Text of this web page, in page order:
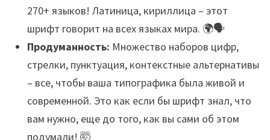
270+ языков! Латиница, кириллица – этот
шрифт говорит на всех языках мира. 🌍🗣️
Продуманность: Множество наборов цифр,
стрелки, пунктуация, контекстные альтернативы
– все, чтобы ваша типографика была живой и
современной. Это как если бы шрифт знал, что
вам нужно, еще до того, как вы сами об этом
подумали! 🤯